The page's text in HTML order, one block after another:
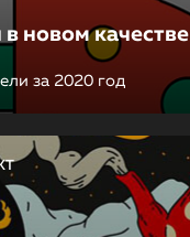
новом качестве
за 2020 год